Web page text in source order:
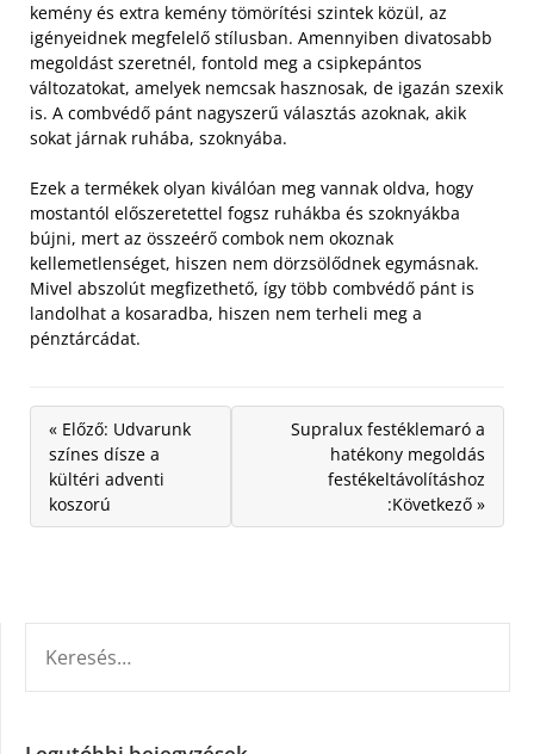
kemény és extra kemény tömörítési szintek közül, az
igényeidnek megfelelő stílusban. Amennyiben divatosabb
megoldást szeretnél, fontold meg a csipkepántos
változatokat, amelyek nemcsak hasznosak, de igazán szexik
is. A combvédő pánt nagyszerű választás azoknak, akik
sokat járnak ruhába, szoknyába.
Ezek a termékek olyan kiválóan meg vannak oldva, hogy
mostantól előszeretettel fogsz ruhákba és szoknyákba
bújni, mert az összeérő combok nem okoznak
kellemetlenséget, hiszen nem dörzsölődnek egymásnak.
Mivel abszolút megfizethető, így több combvédő pánt is
landolhat a kosaradba, hiszen nem terheli meg a
pénztárcádat.
« Előző: Udvarunk
színes dísze a
kültéri adventi
koszorú
Supralux festéklemaró a
hatékony megoldás
festékeltávolításhoz
:Következő »